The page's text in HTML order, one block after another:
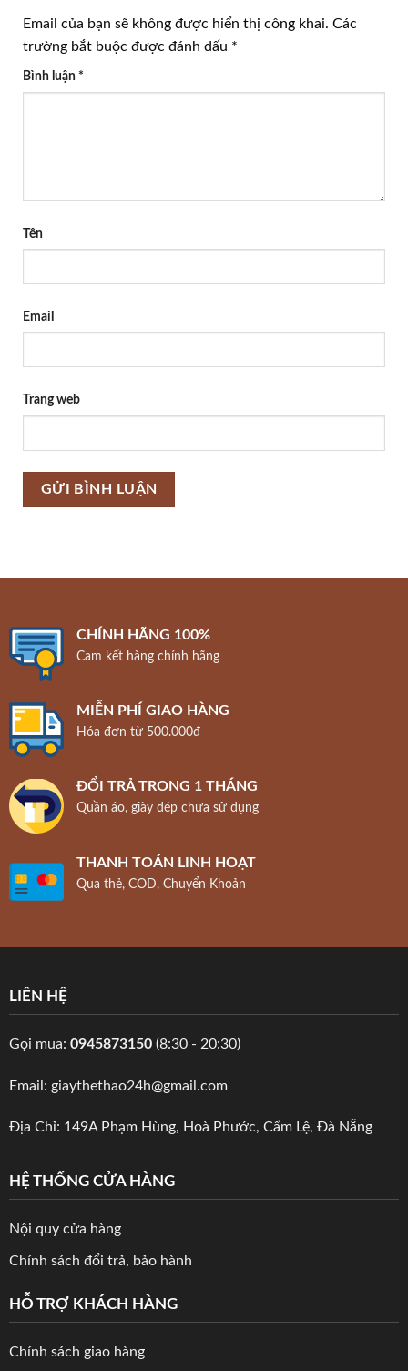
Email của bạn sẽ không được hiển thị công khai. Các
trường bắt buộc được đánh dấu *
Bình luận *
Tên
Email
Trang web
CHÍNH HÃNG 100%
Cam kết hàng chính hãng
MIỄN PHÍ GIAO HÀNG
Hóa đơn từ 500.000đ
ĐỔI TRẢ TRONG 1 THÁNG
Quần áo, giày dép chưa sử dụng
THANH TOÁN LINH HOẠT
Qua thẻ, COD, Chuyển Khoản
LIÊN HỆ
Gọi mua: 0945873150(8:30 - 20:30)
Email: giaythethao24h@gmail.com
Địa Chỉ: 149A Phạm Hùng, Hoà Phước, Cẩm Lệ, Đà Nẵng
HỆ THỐNG CỬA HÀNG
Nội quy cửa hàng
Chính sách đổi trả, bảo hành
HỖ TRỢ KHÁCH HÀNG
Chính sách giao hàng